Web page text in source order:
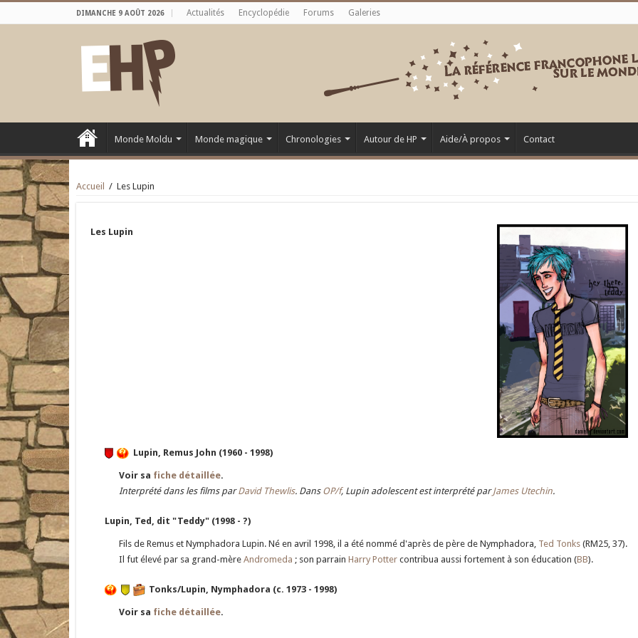
DIMANCHE 9 AOÛT 2026 Actualités Encyclopédie Forums Galeries
Monde Moldu Monde magique Chronologies Autour de HP Aide/À propos Contact
Accueil / Les Lupin
Les Lupin
Lupin, Remus John (1960 - 1998)
Voir sa fiche détaillée.
Interprété dans les films parDavid Thewlis. Dans OP/f, Lupin adolescent est interprété parJames Utechin.
Lupin, Ted, dit "Teddy" (1998 - ?)
Fils de Remus et Nymphadora Lupin. Né en avril 1998, il a été nommé d'après de père de Nymphadora, Ted Tonks (RM25, 37).
Il fut élevé par sa grand-mère Andromeda ; son parrain Harry Potter contribua aussi fortement à son éducation (BB).
Tonks/Lupin, Nymphadora (c. 1973 - 1998)
Voir sa fiche détaillée.